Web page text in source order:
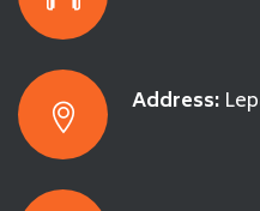
Address: